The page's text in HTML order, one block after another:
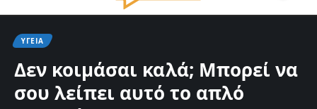
ΥΓΕΊΑ
Δεν κοιμάσαι καλά; Μπορεί να
σου λείπει αυτό το απλό